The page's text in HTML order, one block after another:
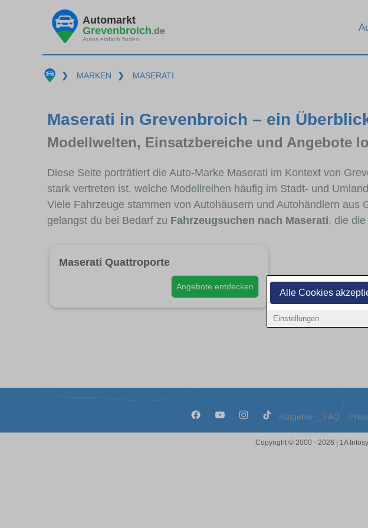
Alle Cookies
Einstellungen
Automarkt
Grevenbroich.de
Autos einfach finden
❯ MARKEN ❯ MASERATI
Maserati in Grevenbroich – ein
Modellwelten, Einsatzbereiche und Angebote
Diese Seite porträtiert die Auto-Marke Maserati im Kontext von
stark vertreten ist, welche Modellreihen häufig im Stadt- und
Viele Fahrzeuge stammen von Autohäusern und Autohändlern aus
gelangst du bei Bedarf zu Fahrzeugsuchen nach Maserati, die
Maserati Quattroporte
Angebote entdecken
Ratgeber FAQ
Copyright © 2000 - 2026 | 1A